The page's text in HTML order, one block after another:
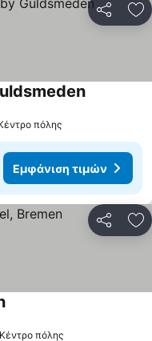
Εμφάνιση
πόλης
Εμφάνιση τιμών
Εμφάνιση τιμών
πόλης